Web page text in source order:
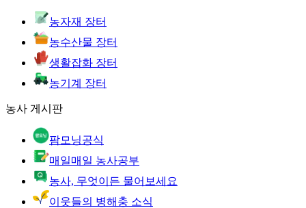
농자재 장터
농수산물 장터
생활잡화 장터
농기계 장터
농사 게시판
팜모닝공식
매일매일 농사공부
농사, 무엇이든 물어보세요
이웃들의 병해충 소식